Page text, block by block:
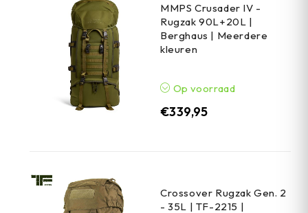
MMPS Crusader IV -
Rugzak 90L+20L |
Berghaus | Meerdere
kleuren
Op voorraad
€339,95
Crossover Rugzak Gen. 2
- 35L | TF-2215 |